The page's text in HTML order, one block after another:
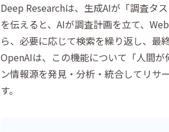
Deep Researchは、生成AIが「調査タ
を伝えると、AIが調査計画を立て、
ら、必要に応じて検索を繰り返し、最
OpenAIは、この機能について「人間
ン情報源を発見・分析・統合してリサ
す。